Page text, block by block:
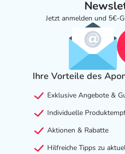
Adresse des Anbieters/
Alcon Deutschland GmbH
63741 Aschaffenburg
elektronische Adresse:
1.operations@alcon.com |
Angaben gem. EU-
Jetzt anmelden und 5€-
Ihre Vorteile des
Exklusive Angebote &
Individuelle
Aktionen & Rabatte
Hilfreiche Tipps zu